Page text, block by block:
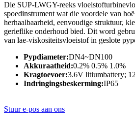
Die SUP-LWGY-reeks
spoedinstrument wat die voordele van
herhaalbaarheid, eenvoudige struktuur,
gerieflike onderhoud bied. Dit word
van lae-viskositeitsvloeistof in geslote
Pypdiameter:DN4~DN100
Akkuraatheid:0.2% 0.5% 1.0%
Kragtoevoer:3.6V litiumbattery;
Indringingsbeskerming:IP65
Stuur e-pos aan ons